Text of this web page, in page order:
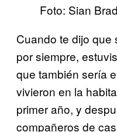
Foto: Sian
Cuando te dijo que
por siempre,
que también sería
vivieron en la
primer año, y
compañeros de